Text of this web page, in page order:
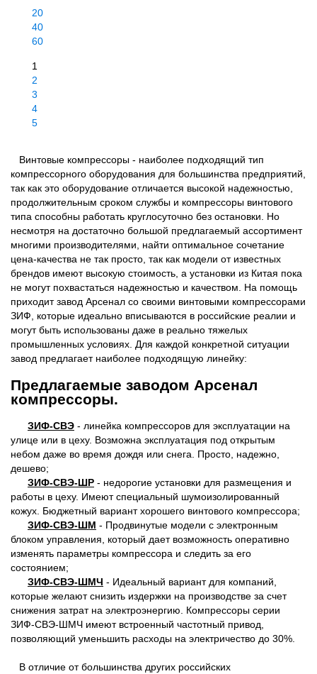
20
40
60
1
2
3
4
5
Винтовые компрессоры - наиболее подходящий тип
компрессорного оборудования для большинства предприятий,
так как это оборудование отличается высокой надежностью,
продолжительным сроком службы и компрессоры винтового
типа способны работать круглосуточно без остановки. Но
несмотря на достаточно большой предлагаемый ассортимент
многими производителями, найти оптимальное сочетание
цена-качества не так просто, так как модели от известных
брендов имеют высокую стоимость, а установки из Китая пока
не могут похвастаться надежностью и качеством. На помощь
приходит завод Арсенал со своими винтовыми компрессорами
ЗИФ, которые идеально вписываются в российские реалии и
могут быть использованы даже в реально тяжелых
промышленных условиях. Для каждой конкретной ситуации
завод предлагает наиболее подходящую линейку:
Предлагаемые заводом Арсенал
компрессоры.
ЗИФ-СВЭ - линейка компрессоров для эксплуатации на
улице или в цеху. Возможна эксплуатация под открытым
небом даже во время дождя или снега. Просто, надежно,
дешево;
ЗИФ-СВЭ-ШР - недорогие установки для размещения и
работы в цеху. Имеют специальный шумоизолированный
кожух. Бюджетный вариант хорошего винтового компрессора;
ЗИФ-СВЭ-ШМ - Продвинутые модели с электронным
блоком управления, который дает возможность оперативно
изменять параметры компрессора и следить за его
состоянием;
ЗИФ-СВЭ-ШМЧ - Идеальный вариант для компаний,
которые желают снизить издержки на производстве за счет
снижения затрат на электроэнергию. Компрессоры серии
ЗИФ-СВЭ-ШМЧ имеют встроенный частотный привод,
позволяющий уменьшить расходы на электричество до 30%.
В отличие от большинства других российских